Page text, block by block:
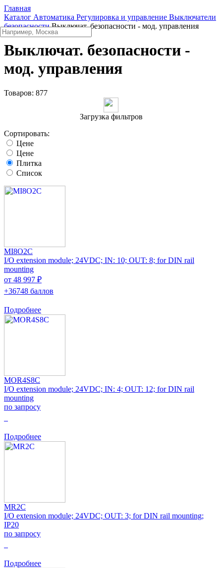
Главная
Каталог Автоматика Регулировка и управление Выключатели
безопасности Выключат. безопасности - мод. управления
Выключат. безопасности -
мод. управления
Товаров: 877
Загрузка фильтров
Сортировать:
Цене
Цене
Плитка
Список
MI8O2C
I/O extension module; 24VDC; IN: 10; OUT: 8; for DIN rail
mounting
от 48 997 ₽
+36748 баллов
Подробнее
MOR4S8C
I/O extension module; 24VDC; IN: 4; OUT: 12; for DIN rail
mounting
по запросу
Подробнее
MR2C
I/O extension module; 24VDC; OUT: 3; for DIN rail mounting;
IP20
по запросу
Подробнее